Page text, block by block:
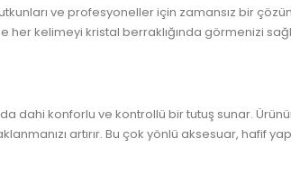
ve profesyoneller için zamansız bir
her kelimeyi kristal berraklığında görmenizi
dahi konforlu ve kontrollü bir tutuş sunar.
artırır. Bu çok yönlü aksesuar, hafif